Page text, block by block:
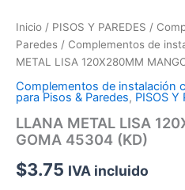
Inicio / PISOS Y PAREDES /
Paredes / Complementos de
METAL LISA 120X280MM
Complementos de instalación
para Pisos & Paredes, PISOS Y
LLANA METAL LISA
GOMA 45304 (KD)
$3.75 IVA incluido